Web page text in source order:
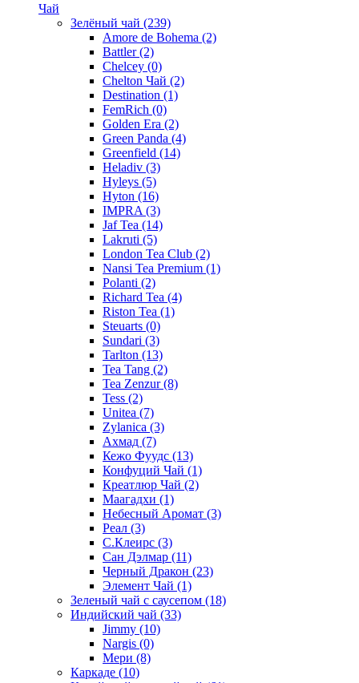
Чай
Зелёный чай (239)
Amore de Bohema (2)
Battler(2)
Chelcey (0)
Chelton Чай (2)
Destination (1)
FemRich (0)
Golden Era (2)
Green Panda (4)
Greenfield (14)
Heladiv (3)
Hyleys (5)
Hyton (16)
IMPRA (3)
Jaf Tea (14)
Lakruti (5)
London Tea Club (2)
Nansi Tea Premium (1)
Polanti (2)
Richard Tea (4)
Riston Tea (1)
Steuarts (0)
Sundari (3)
Tarlton (13)
Tea Tang (2)
Tea Zenzur(8)
Tess (2)
Unitea (7)
Zylanica (3)
Ахмад (7)
Кежо Фуудс (13)
Конфуций Чай (1)
Креатлюр Чай (2)
Маагадхи (1)
Небесный Аромат (3)
Реал (3)
С.Клеирс (3)
Сан Дэлмар (11)
Черный Дракон (23)
Элемент Чай (1)
Зеленый чай с саусепом (18)
Индийский чай (33)
Jimmy (10)
Nargis (0)
Мери (8)
Каркаде (10)